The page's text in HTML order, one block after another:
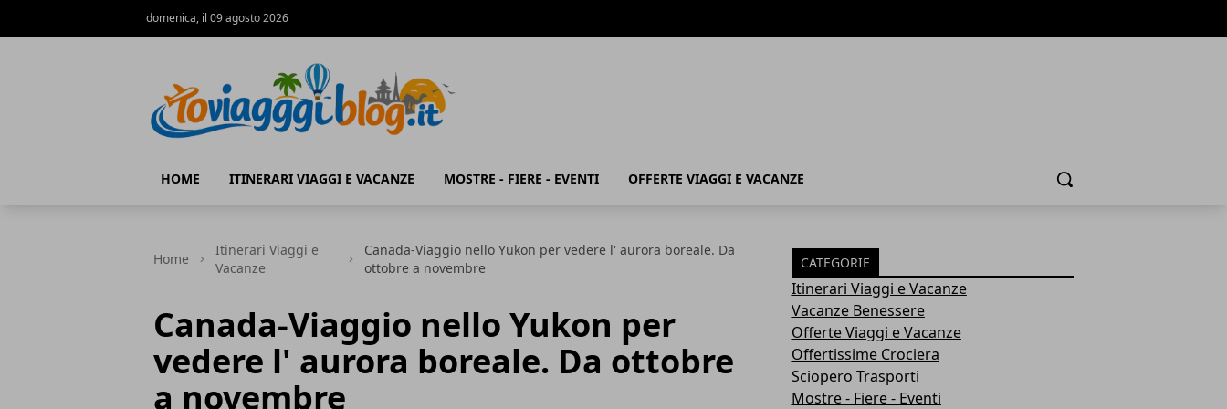
domenica, il 09 agosto 2026
HOME ITINERARI VIAGGI E VACANZE MOSTRE - FIERE - EVENTI OFFERTE VIAGGI E VACANZE Cerca
Home
Itinerari Viaggi e
Vacanze
Canada-Viaggio nello Yukon per vedere l' aurora boreale. Da
ottobre a novembre
Canada-Viaggio nello Yukon per
vedere l' aurora boreale. Da ottobre
a novembre
CATEGORIE
Itinerari Viaggi e Vacanze
Vacanze Benessere
Offerte Viaggi e Vacanze
Offertissime Crociera
Sciopero Trasporti
Mostre - Fiere - Eventi